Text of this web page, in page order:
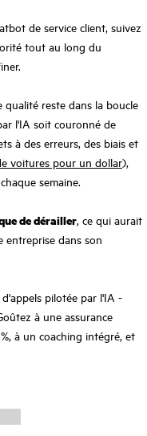
de service client, suivez
tout au long du
qualité reste dans la boucle
l'IA soit couronné de
à des erreurs, des biais et
voitures pour un dollar),
semaine.
de dérailler, ce qui aurait
entreprise dans son
pilotée par l'IA -
à une assurance
à un coaching intégré, et